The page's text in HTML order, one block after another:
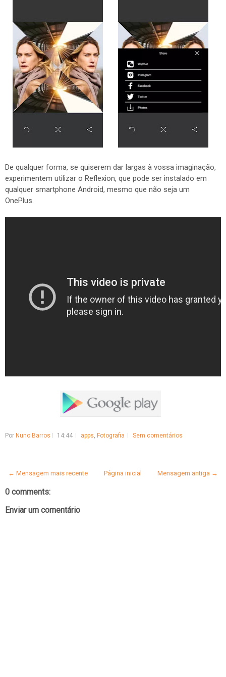
De qualquer forma, se quiserem dar largas à vossa imaginação,
experimentem utilizar o Reflexion, que pode ser instalado em
qualquer smartphone Android, mesmo que não seja um
OnePlus.
Por Nuno Barros 14:44 apps, Fotografia Sem comentários
← Mensagem mais recente Mensagem antiga →
Página inicial
0 comments:
Enviar um comentário